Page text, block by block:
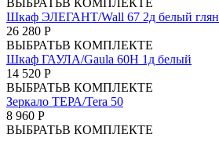
Шкаф ЭЛЕГАНТ/Wall 67 2д белый
26 280 Р
ВЫБРАТЬВ КОМПЛЕКТЕ
Шкаф ГАУЛА/Gaula 60Н 1д белый
14 520 Р
ВЫБРАТЬВ КОМПЛЕКТЕ
Зеркало ТЕРА/Tera 50
8 960 Р
ВЫБРАТЬВ КОМПЛЕКТЕ